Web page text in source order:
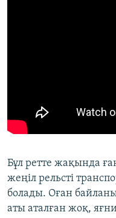
Бұл ретте жақында
жеңіл рельсті
болады. Оған
аты аталған жоқ,